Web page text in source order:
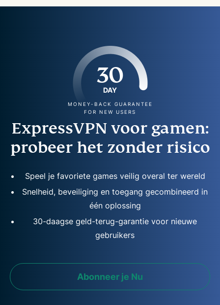
30
DAY
MONEY-BACK GUARANTEE
FOR NEW USERS
ExpressVPN voor gamen:
probeer het zonder risico
Speel je favoriete games veilig overal ter wereld
Snelheid, beveiliging en toegang gecombineerd in
één oplossing
30-daagse geld-terug-garantie voor nieuwe
gebruikers
Abonneer je Nu